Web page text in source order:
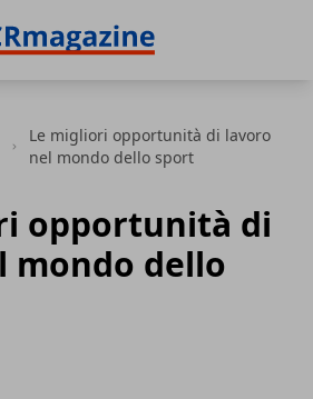
Le migliori opportunità di lavoro
nel mondo dello sport
opportunità di
mondo dello